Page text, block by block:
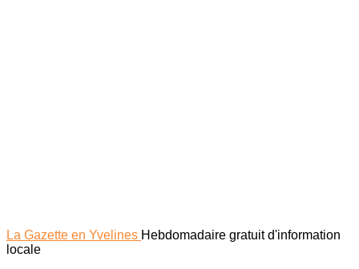
La Gazette en Yvelines Hebdomadaire gratuit d'information
locale